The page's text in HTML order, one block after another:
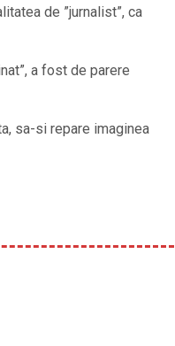
de ”jurnalist”, ca
a fost de parere
sa-si repare imaginea